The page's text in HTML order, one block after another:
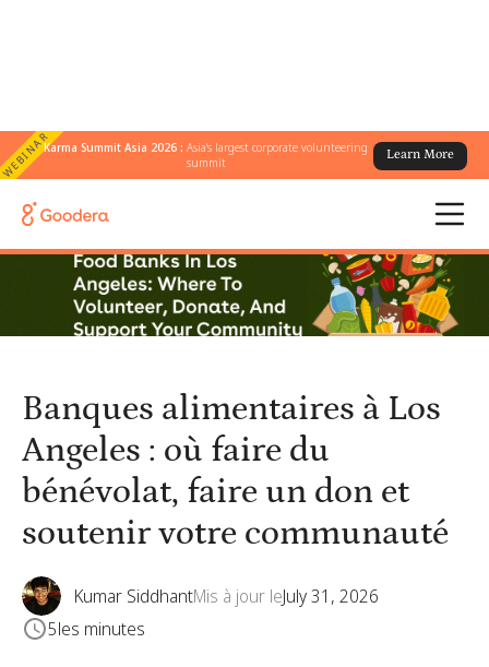
WEBINARKarma Summit Asia 2026 :Asia's largest corporate volunteering
summit
Learn More
← Tous les blogs
un don et soutenir votre communauté
Banques alimentaires à Los
Angeles : où faire du
bénévolat, faire un don et
soutenir votre communauté
Kumar SiddhantMis à jour leJuly 31, 2026
5les minutes